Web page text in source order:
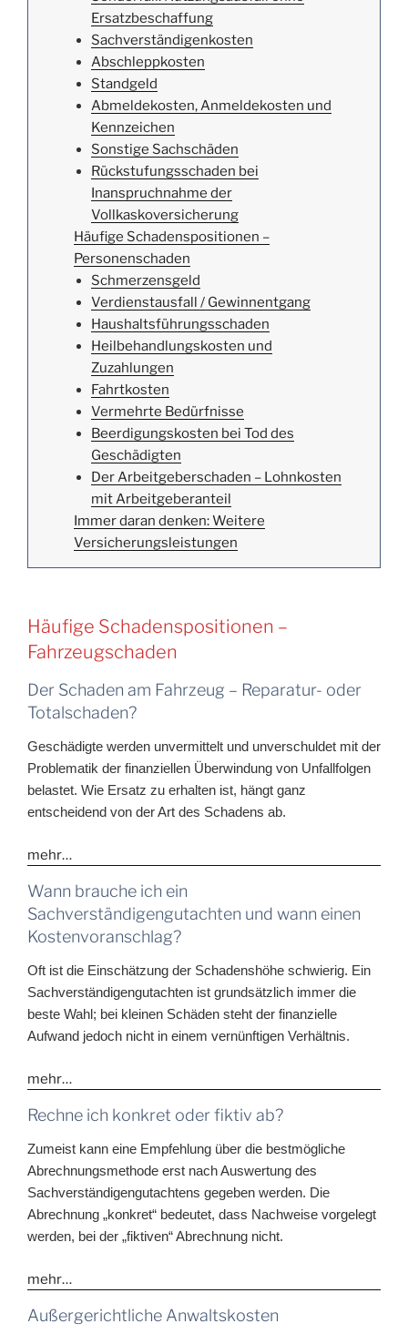
Ersatzbeschaffung
Sachverständigenkosten
Abschleppkosten
Standgeld
Abmeldekosten, Anmeldekosten und
Kennzeichen
Sonstige Sachschäden
Rückstufungsschaden bei
Inanspruchnahme der
Vollkaskoversicherung
Häufige Schadenspositionen –
Personenschaden
Schmerzensgeld
Verdienstausfall / Gewinnentgang
Haushaltsführungsschaden
Heilbehandlungskosten und
Zuzahlungen
Fahrtkosten
Vermehrte Bedürfnisse
Beerdigungskosten bei Tod des
Geschädigten
Der Arbeitgeberschaden – Lohnkosten
mit Arbeitgeberanteil
Immer daran denken: Weitere
Versicherungsleistungen
Häufige Schadenspositionen –
Fahrzeugschaden
Der Schaden am Fahrzeug – Reparatur- oder
Totalschaden?
Geschädigte werden unvermittelt und unverschuldet mit der
Problematik der finanziellen Überwindung von Unfallfolgen
belastet. Wie Ersatz zu erhalten ist, hängt ganz
entscheidend von der Art des Schadens ab.
mehr…
Wann brauche ich ein
Sachverständigengutachten und wann einen
Kostenvoranschlag?
Oft ist die Einschätzung der Schadenshöhe schwierig. Ein
Sachverständigengutachten ist grundsätzlich immer die
beste Wahl; bei kleinen Schäden steht der finanzielle
Aufwand jedoch nicht in einem vernünftigen Verhältnis.
mehr…
Rechne ich konkret oder fiktiv ab?
Zumeist kann eine Empfehlung über die bestmögliche
Abrechnungsmethode erst nach Auswertung des
Sachverständigengutachtens gegeben werden. Die
Abrechnung „konkret“ bedeutet, dass Nachweise vorgelegt
werden, bei der „fiktiven“ Abrechnung nicht.
mehr…
Außergerichtliche Anwaltskosten